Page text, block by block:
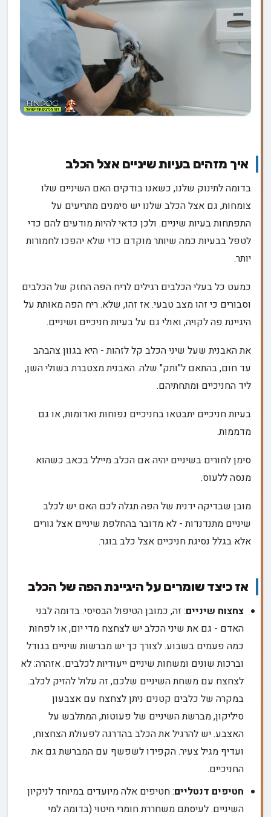
איך מזהים בעיות שיניים אצל הכלב
בדומה לתינוק שלנו, כשאנו בודקים האם השיניים שלו
צומחות, גם אצל הכלב שלנו יש סימנים מתריעים על
התפתחות בעיות שיניים. ולכן כדאי להיות מודעים להם כדי
לטפל בבעיות כמה שיותר מוקדם כדי שלא יהפכו לחמורות
יותר.
כמעט כל בעלי הכלבים רגילים לריח הפה החזק של הכלבים
וסבורים כי זהו מצב טבעי. אז זהו, שלא. ריח הפה מאותת על
היגיינת פה לקויה, ואולי גם על בעיות חניכיים ושיניים.
את האבנית שעל שיני הכלב קל לזהות - היא בגוון צהבהב
עד חום, בהתאם ל"ותק" שלה. האבנית מצטברת בשולי השן,
ליד החניכיים ומתחתיהם.
בעיות חניכיים יתבטאו בחניכיים נפוחות ואדומות, או גם
מדממות.
סימן לחורים בשיניים יהיה אם הכלב מיילל בכאב כשהוא
מנסה ללעוס.
מובן שבדיקה ידנית של הפה תגלה לכם האם יש לכלב
שיניים מתנדנדות - לא מדובר בהחלפת שיניים אצל גורים
אלא בגלל נסיגת חניכיים אצל כלב בוגר.
אז כיצד שומרים על היגיינת הפה של הכלב
צחצוח שיניים: זה, כמובן הטיפול הבסיסי. בדומה לבני
האדם - גם את שיני הכלב יש לצחצח מדי יום, או לפחות
כמה פעמים בשבוע. לצורך כך יש מברשות שיניים בגודל
וברכות שונים ומשחות שיניים ייעודיות לכלבים. אזהרה: לא
לצחצח עם משחת השיניים שלכם, זה עלול להזיק לכלב.
במקרה של כלבים קטנים ניתן לצחצח עם אצבעון
סיליקון, מברשת השיניים של פעוטות, המתלבש על
האצבע. יש להרגיל את הכלב בהדרגה לפעולת הצחצוח,
ועדיף מגיל צעיר. הקפידו לשפשף עם המברשת גם את
החניכיים.
חטיפים דנטליים: חטיפים אלה מיועדים במיוחד לניקיון
השיניים. לעיסתם משחררת חומרי חיטוי (בדומה למי